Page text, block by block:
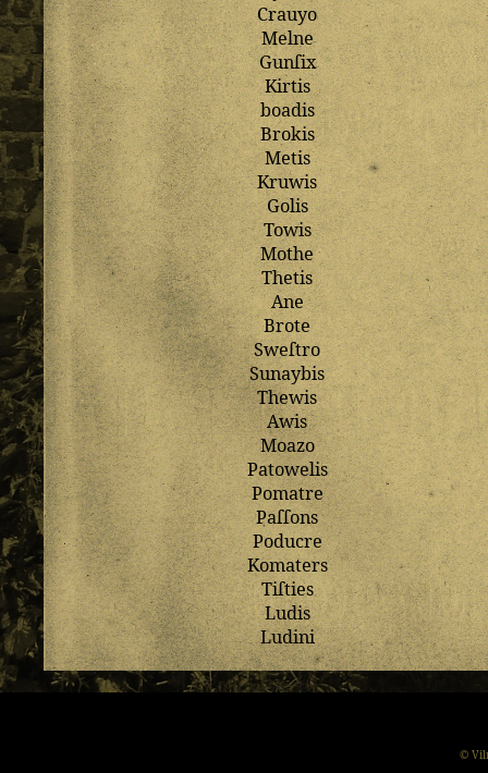
Crauyo
Melne
Gunſix
Kirtis
boadis
Brokis
Metis
Kruwis
Golis
Towis
Mothe
Thetis
Ane
Brote
Sweſtro
Sunaybis
Thewis
Awis
Moazo
Patowelis
Pomatre
Paſſons
Poducre
Komaters
Tiſties
Ludis
Ludini
©